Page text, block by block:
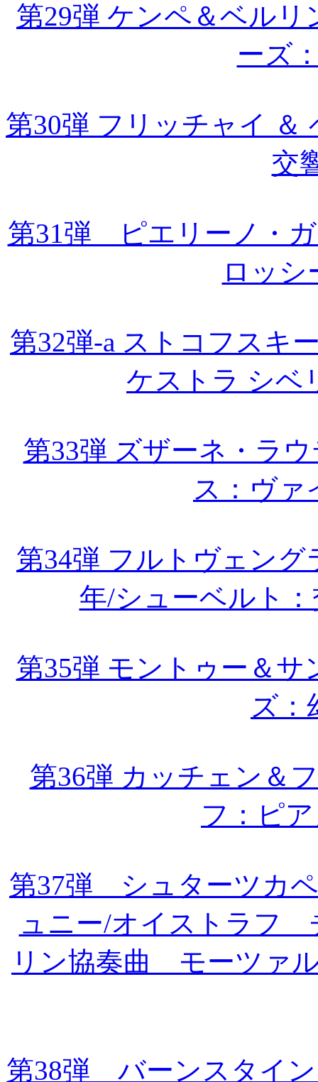
第29弾 ケンペ＆ベルリ
ーズ
第30弾 フリッチャイ ＆
交
第31弾 ピエリーノ・
ロッシ
第32弾-a ストコフスキ
ケストラ シベ
第33弾 ズザーネ・ラ
ス：ヴァ
第34弾 フルトヴェング
年/シューベルト
第35弾 モントゥー＆
ズ：
第36弾 カッチェン＆
フ：ピ
第37弾 シュターツカ
ュニー/オイストラフ
リン協奏曲 モーツァ
第38弾 バーンスタイ